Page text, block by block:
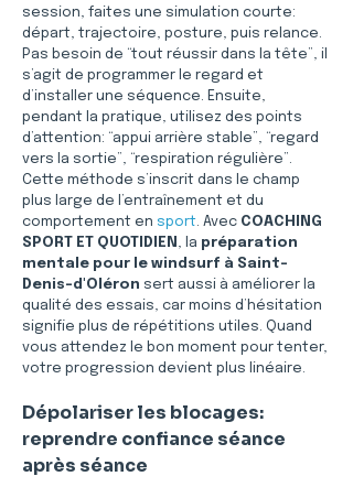
session, faites une simulation courte:
départ, trajectoire, posture, puis relance.
Pas besoin de “tout réussir dans la tête”, il
s’agit de programmer le regard et
d’installer une séquence. Ensuite,
pendant la pratique, utilisez des points
d’attention: “appui arrière stable”, “regard
vers la sortie”, “respiration régulière”.
Cette méthode s’inscrit dans le champ
plus large de l’entraînement et du
comportement en sport. Avec COACHING
SPORT ET QUOTIDIEN , la préparation
mentale pour le windsurf à Saint-
Denis-d'Oléron sert aussi à améliorer la
qualité des essais, car moins d’hésitation
signifie plus de répétitions utiles. Quand
vous attendez le bon moment pour tenter,
votre progression devient plus linéaire.
Dépolariser les blocages:
reprendre confiance séance
après séance